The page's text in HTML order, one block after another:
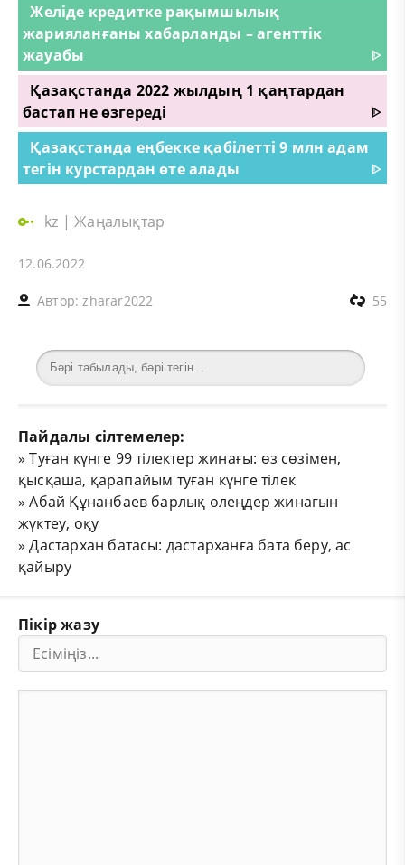
Желіде кредитке рақымшылық
жарияланғаны хабарланды – агенттік
жауабы
ᐈ
Қазақстанда 2022 жылдың 1 қаңтардан
бастап не өзгереді
ᐈ
Қазақстанда еңбекке қабілетті 9 млн адам
тегін курстардан өте алады
ᐈ
kz |Жаңалықтар
12.06.2022
Автор: zharar2022 55
Пайдалы сілтемелер:
»Туған күнге 99 тілектер жинағы: өз сөзімен,
қысқаша, қарапайым туған күнге тілек
»Абай Құнанбаев барлық өлеңдер жинағын
жүктеу, оқу
»Дастархан батасы: дастарханға бата беру, ас
қайыру
Пікір жазу